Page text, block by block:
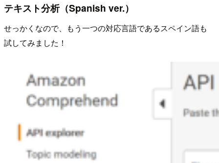
テキスト分析（Spanish ver.）
せっかくなので、もう一つの対応言語であるスペイン語も
試してみました！